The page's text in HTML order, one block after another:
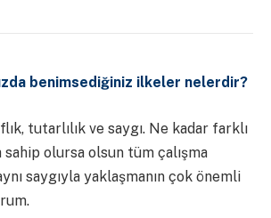
benimsediğiniz ilkeler nelerdir?
tutarlılık ve saygı. Ne kadar farklı
sahip olursa olsun tüm çalışma
saygıyla yaklaşmanın çok önemli